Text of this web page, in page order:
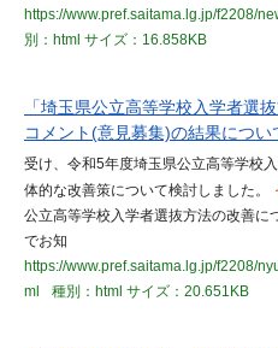
https://www.pref.saitama.lg.jp/f2208/
別：html サイズ：16.858KB
「埼玉県公立高等学校入学者選
コメント(意見募集)の結果につ
受け、令和5年度埼玉県公立高等学校
体的な改善策について検討しました。
公立高等学校入学者選抜方法の改善に
でお知
https://www.pref.saitama.lg.jp/f2208/
ml
種別：html サイズ：20.651KB